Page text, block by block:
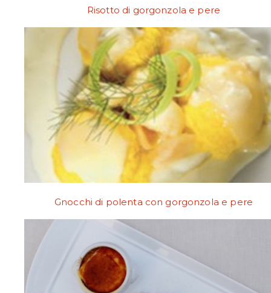
Risotto di gorgonzola e pere
Gnocchi di polenta con gorgonzola e pere